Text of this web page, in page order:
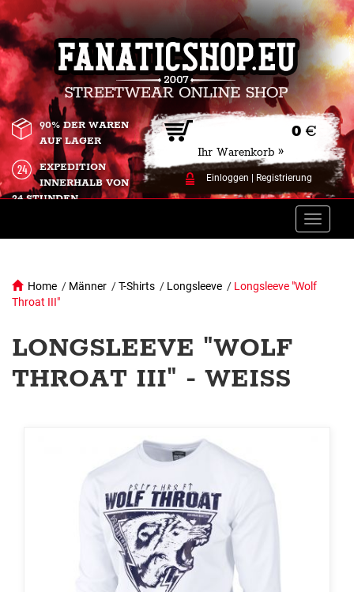
0 €
Ihr Warenkorb »
Einloggen Registrierung
90% DER WAREN
AUF LAGER
EXPEDITION
INNERHALB VON
24 STUNDEN.
Toggle
Home / Männer /T-Shirts / Longsleeve / Longsleeve "Wolf
Throat III"
LONGSLEEVE "WOLF
THROAT III" - WEISS